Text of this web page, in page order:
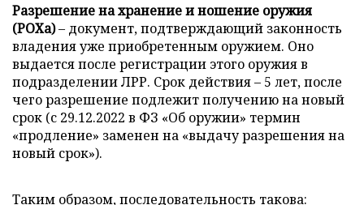
Разрешение на хранение и ношение оружия
(РОХа)– документ, подтверждающий законность
владения уже приобретенным оружием. Оно
выдается после регистрации этого оружия в
подразделении ЛРР. Срок действия – 5 лет, после
чего разрешение подлежит получению на новый
срок (с 29.12.2022 в ФЗ «Об оружии» термин
«продление» заменен на «выдачу разрешения на
новый срок»).
Таким образом, последовательность такова: